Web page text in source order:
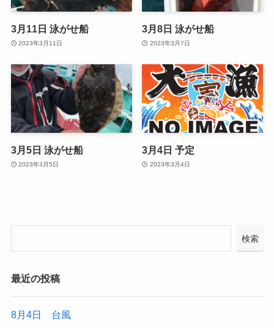
3月11日 泳がせ船
2023年3月11日
3月8日 泳がせ船
2023年3月7日
3月5日 泳がせ船
2023年3月5日
3月4日 予定
2023年3月4日
検索
最近の投稿
8月4日 台風